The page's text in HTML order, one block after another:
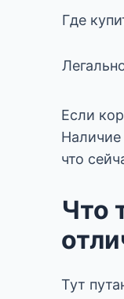
Где
Если
Наличие
что
Что
Тут